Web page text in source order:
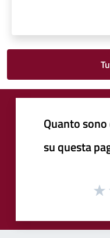
Quanto
su questa